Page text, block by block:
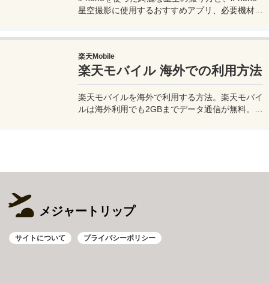
星空撮影に使用するおすすめアプリ、必要機材な
ば流星群の流れ星も撮影可能なので、iPhoneで
綺麗な星空撮影をしたいときはチャレンジしてみ
よう。
楽天Mobile
楽天モバイル 海外での利用方法
楽天モバイルを海外で利用する方法。楽天モバイ
ルは海外利用でも2GBまでデータ通信が無料。ま
メジャートリップ
サイトについて プライバシーポリシー